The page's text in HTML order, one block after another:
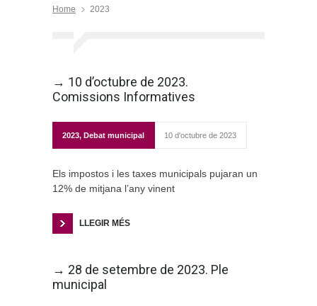
Home 2023
→ 10 d’octubre de 2023.
Comissions Informatives
2023, Debat municipal 10 d'octubre de 2023
Els impostos i les taxes municipals pujaran un
12% de mitjana l’any vinent
LLEGIR MÉS
→ 28 de setembre de 2023. Ple
municipal